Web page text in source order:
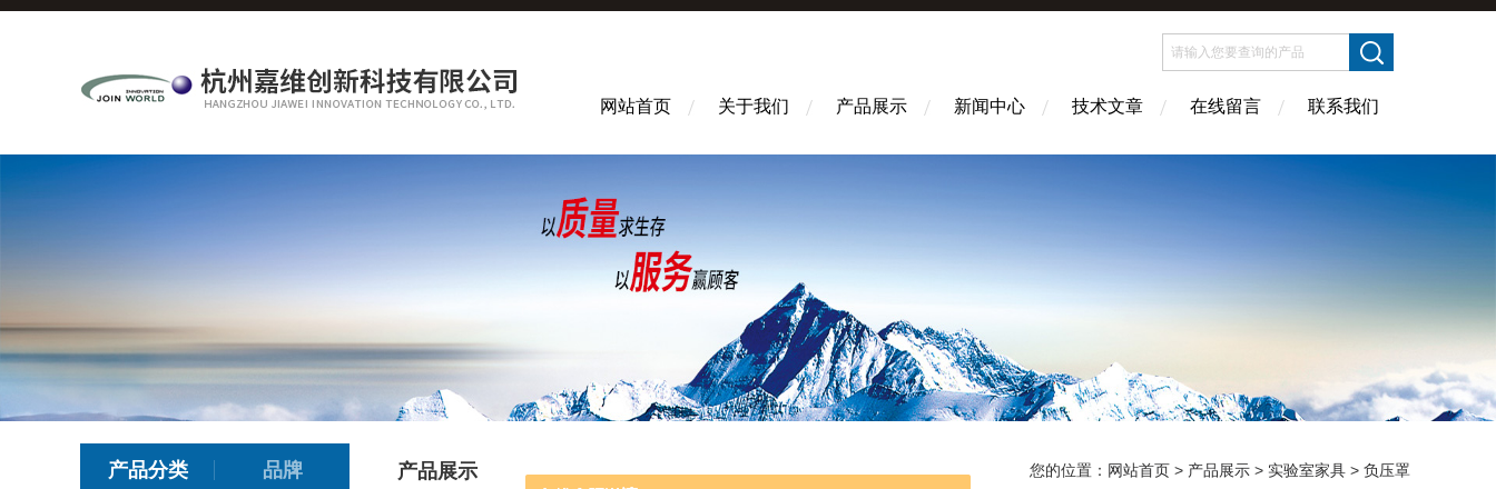
网站首页 关于我们 产品展示 新闻中心 技术文章 在线留言 联系我们
产品分类 品牌 产品展示 您的位置： 网站首页 > 产品展示 > 实验室家具 > 负压罩